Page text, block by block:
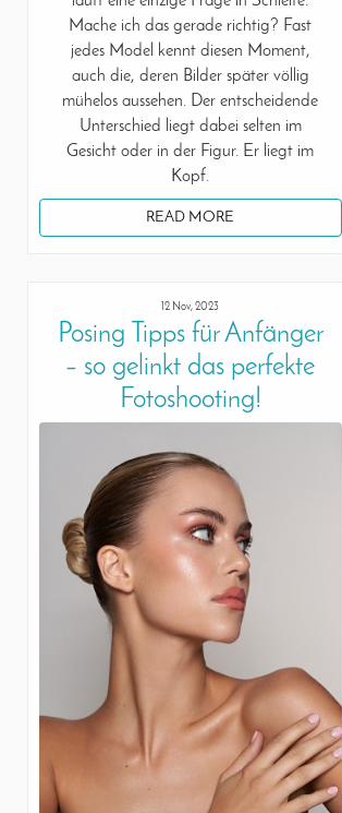
Mache ich das gerade richtig? Fast
jedes Model kennt diesen Moment,
auch die, deren Bilder später völlig
mühelos aussehen. Der entscheidende
Unterschied liegt dabei selten im
Gesicht oder in der Figur. Er liegt im
Kopf.
READ MORE
12 Nov, 2023
Posing Tipps für Anfänger
– so gelinkt das perfekte
Fotoshooting!